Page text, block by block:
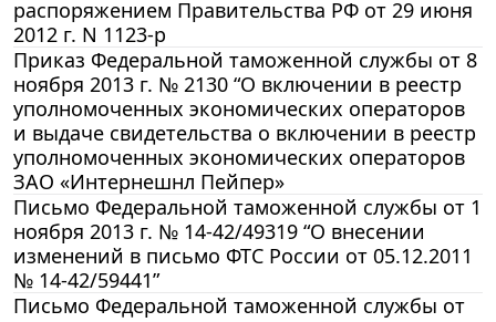
распоряжением Правительства РФ от 29 июня
2012 г. N 1123-р
Приказ Федеральной таможенной службы от 8
ноября 2013 г. № 2130 “О включении в реестр
уполномоченных экономических операторов
и выдаче свидетельства о включении в реестр
уполномоченных экономических операторов
ЗАО «Интернешнл Пейпер»
Письмо Федеральной таможенной службы от 1
ноября 2013 г. № 14-42/49319 “О внесении
изменений в письмо ФТС России от 05.12.2011
№ 14-42/59441”
Письмо Федеральной таможенной службы от